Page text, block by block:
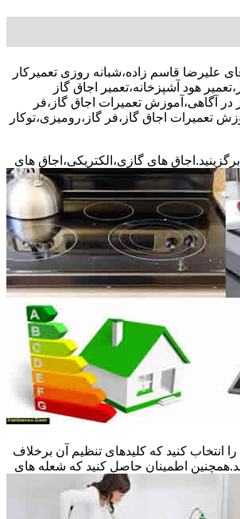
تخفیف بیمه رایگان،09378663156-09044838064-آقای علیرضا قاسم زاده،شبانه روزی تعمیرکار
هود آشپزخانه،تعمیر اجاق گاز
در آگاهی،آموزش تعمیرات اجاق گاز،فر
تعمیرات اجاق گاز،فر گاز،رومیزی،توکار
های گازی،الکتریکی،اجاق های
کنید که کلیدهای تنظیم آن برخلاف
اطمینان حاصل کنید که شعله های